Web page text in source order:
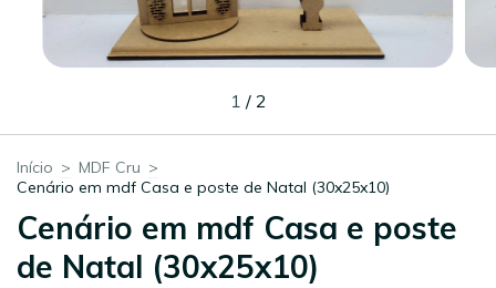
1 / 2
Início > MDF Cru >
Cenário em mdf Casa e poste de Natal (30x25x10)
Cenário em mdf Casa e poste
de Natal (30x25x10)